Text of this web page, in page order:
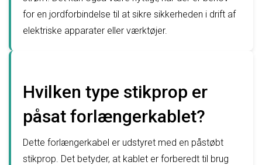
for en jordforbindelse til at sikre sikkerheden i drift af
elektriske apparater eller værktøjer.
Hvilken type stikprop er
påsat forlængerkablet?
Dette forlængerkabel er udstyret med en påstøbt
stikprop. Det betyder, at kablet er forberedt til brug